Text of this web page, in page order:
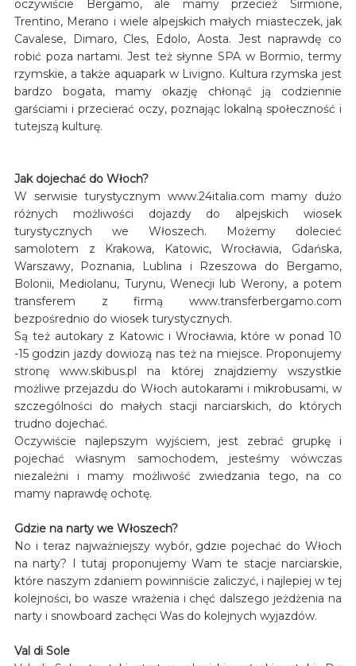
oczywiście Bergamo, ale mamy przecież Sirmione,
Trentino, Merano i wiele alpejskich małych miasteczek, jak
Cavalese, Dimaro, Cles, Edolo, Aosta. Jest naprawdę co
robić poza nartami. Jest też słynne SPA w Bormio, termy
rzymskie, a także aquapark w Livigno. Kultura rzymska jest
bardzo bogata, mamy okazję chłonąć ją codziennie
garściami i przecierać oczy, poznając lokalną społeczność i
tutejszą kulturę.
Jak dojechać do Włoch?
W serwisie turystycznym www.24italia.com mamy dużo
różnych możliwości dojazdy do alpejskich wiosek
turystycznych we Włoszech. Możemy dolecieć
samolotem z Krakowa, Katowic, Wrocławia, Gdańska,
Warszawy, Poznania, Lublina i Rzeszowa do Bergamo,
Bolonii, Mediolanu, Turynu, Wenecji lub Werony, a potem
transferem z firmą www.transferbergamo.com
bezpośrednio do wiosek turystycznych.
Są też autokary z Katowic i Wrocławia, które w ponad 10
-15 godzin jazdy dowiozą nas też na miejsce. Proponujemy
stronę www.skibus.pl na której znajdziemy wszystkie
możliwe przejazdu do Włoch autokarami i mikrobusami, w
szczególności do małych stacji narciarskich, do których
trudno dojechać.
Oczywiście najlepszym wyjściem, jest zebrać grupkę i
pojechać własnym samochodem, jesteśmy wówczas
niezależni i mamy możliwość zwiedzania tego, na co
mamy naprawdę ochotę.
Gdzie na narty we Włoszech?
No i teraz najważniejszy wybór, gdzie pojechać do Włoch
na narty? I tutaj proponujemy Wam te stacje narciarskie,
które naszym zdaniem powinniście zaliczyć, i najlepiej w tej
kolejności, bo wasze wrażenia i chęć dalszego jeżdżenia na
narty i snowboard zachęci Was do kolejnych wyjazdów.
Val di Sole